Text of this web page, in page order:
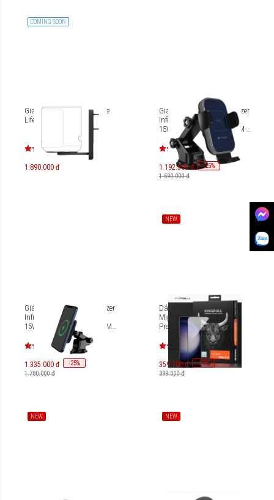
COMING SOON
Giá đỡ gắn tường loa Bose
Lifestyle Ultra Speaker
1.890.000 đ
Giá đỡ sạc không dây Mazer
Infinite.BOOST Air.Drive V2
15W Wireless Car Mount M-
NAW-005A
1.192.500 đ -25%
1.590.000 đ
Giá đỡ sạc không dây Mazer
Infinite.BOOST Air.Drive V3
15W Wireless Car Mount [M-
NAW-006A]
1.335.000 đ -25%
1.780.000 đ
NEW
Dán cường lực Galaxy S24
Mipow Kingbull HD
Premium Silk BJS24-CR
359.100 đ -10%
399.000 đ
NEW NEW